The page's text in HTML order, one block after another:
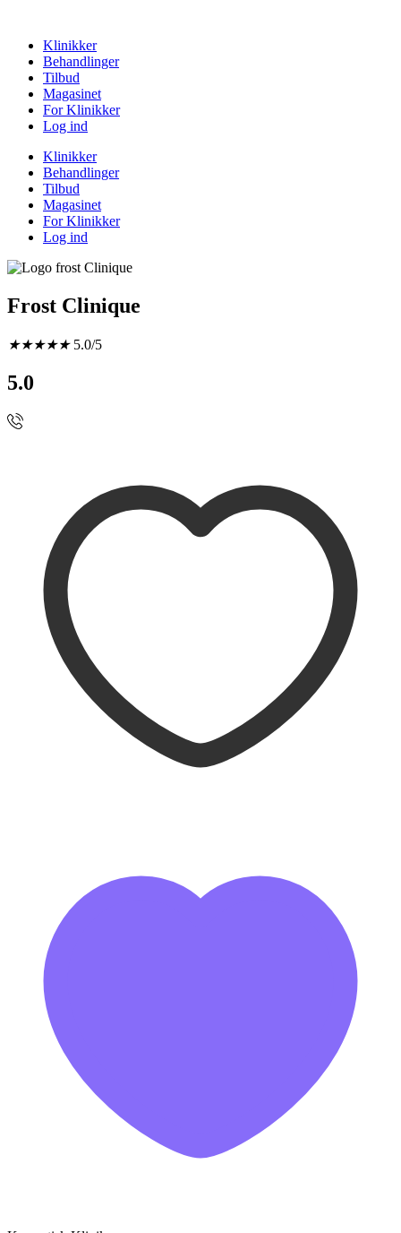
Klinikker
Behandlinger
Tilbud
Magasinet
For Klinikker
Log ind
Klinikker
Behandlinger
Tilbud
Magasinet
For Klinikker
Log ind
Frost Clinique
★★★★★ 5.0/5
5.0